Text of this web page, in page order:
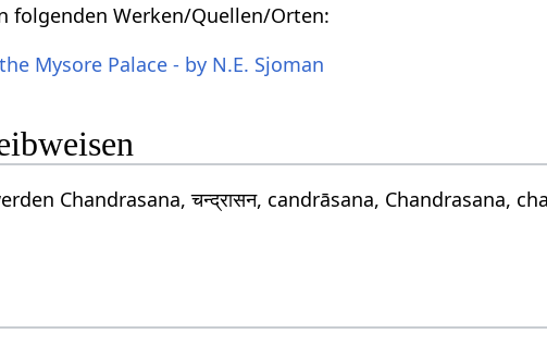
folgenden Werken/Quellen/Orten:
Mysore Palace - by N.E. Sjoman
Chandrasana, चन्द्रासन, candrāsana, Chandrasana,